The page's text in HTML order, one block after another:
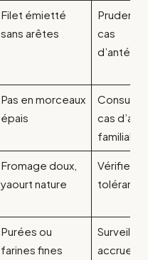
Filet émietté
sans arêtes
cas
Pas en morceaux
épais
cas
familiale
Fromage doux,
yaourt nature
Vérifier la
tolérance
Purées ou
farines fines
accrue